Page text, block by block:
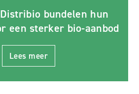
bundelen hun
een sterker bio-aanbod
Lees meer